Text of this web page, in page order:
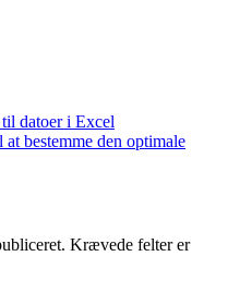
datoer i Excel
bestemme den optimale
Krævede felter er